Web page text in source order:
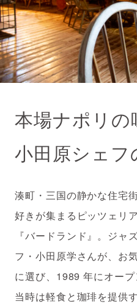
本場ナポリの
小田原シェフ
湊町・三国の静かな住宅
好きが集まるピッツェリ
『バードランド』。ジャ
フ・小田原学さんが、お
に選び、1989 年にオープ
当時は軽食と珈琲を提供